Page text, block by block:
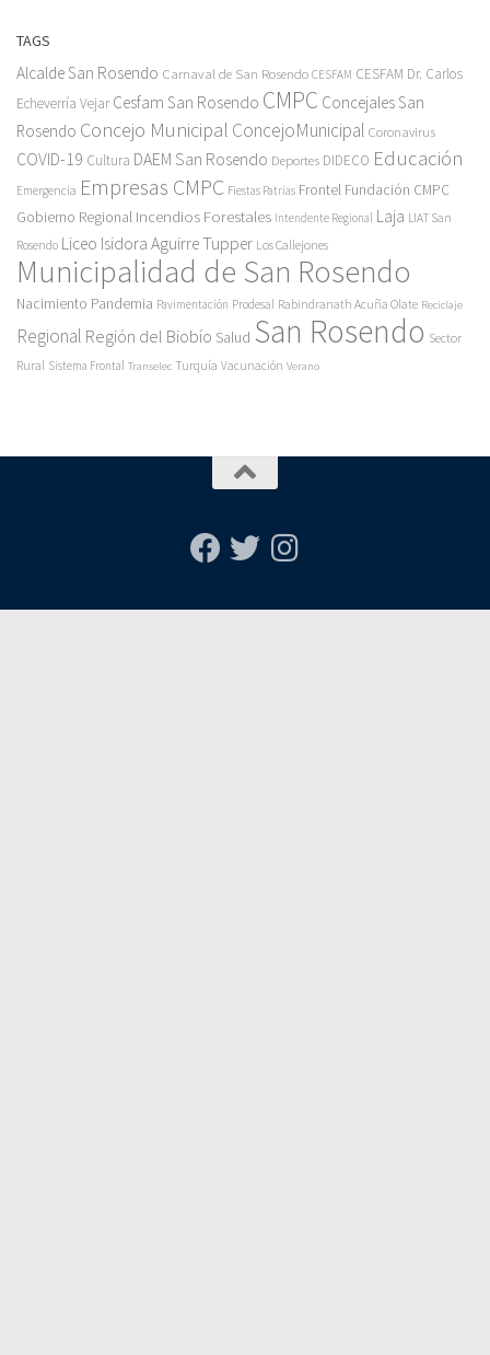
TAGS
Alcalde San Rosendo Carnaval de San Rosendo CESFAM CESFAM Dr. Carlos
Echeverría Vejar Cesfam San Rosendo CMPC Concejales San
Rosendo Concejo Municipal ConcejoMunicipal Coronavirus
COVID-19 Cultura DAEM San Rosendo Deportes DIDECO Educación
Emergencia Empresas CMPC Fiestas Patrias Frontel Fundación CMPC
Gobierno Regional Incendios Forestales Intendente Regional Laja LIAT San
Rosendo Liceo Isidora Aguirre Tupper Los Callejones
Municipalidad de San Rosendo
Nacimiento Pandemia Pavimentación Prodesal Rabindranath Acuña Olate Reciclaje
Regional Región del Biobío Salud San Rosendo Sector
Rural Sistema Frontal Transelec Turquía Vacunación Verano